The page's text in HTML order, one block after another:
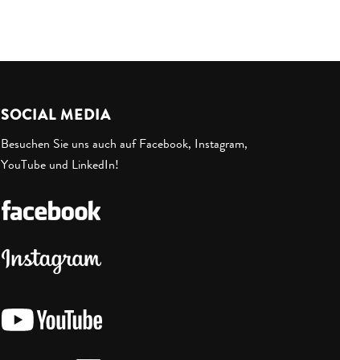
SOCIAL MEDIA
Besuchen Sie uns auch auf Facebook, Instagram,
YouTube und LinkedIn!